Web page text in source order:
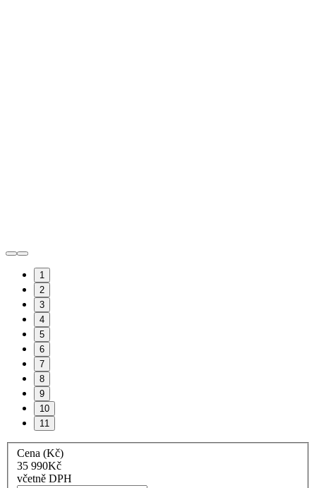
1
2
3
4
5
6
7
8
9
10
11
Cena (Kč)
35 990Kč
včetně DPH